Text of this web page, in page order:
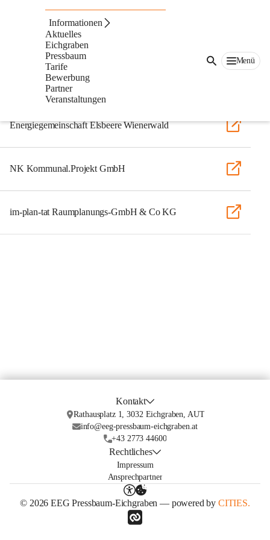
Informationen
Aktuelles
Eichgraben
Pressbaum
Tarife
Bewerbung
Partner
Veranstaltungen
Menü
Unsere Partner
Marktgemeinde Eichgraben
Stadtgemeinde Pressbaum
Energiegemeinschaft Elsbeere Wienerwald
NK Kommunal.Projekt GmbH
im-plan-tat Raumplanungs-GmbH & Co KG
Kontakt
Rathausplatz 1, 3032 Eichgraben, AUT
info@eeg-pressbaum-eichgraben.at
+43 2773 44600
Rechtliches
Impressum
Ansprechpartner
© 2026 EEG Pressbaum-Eichgraben — powered by CITIES.